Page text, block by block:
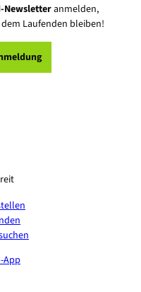
Newsletteranmelden,
Laufenden bleiben!
App